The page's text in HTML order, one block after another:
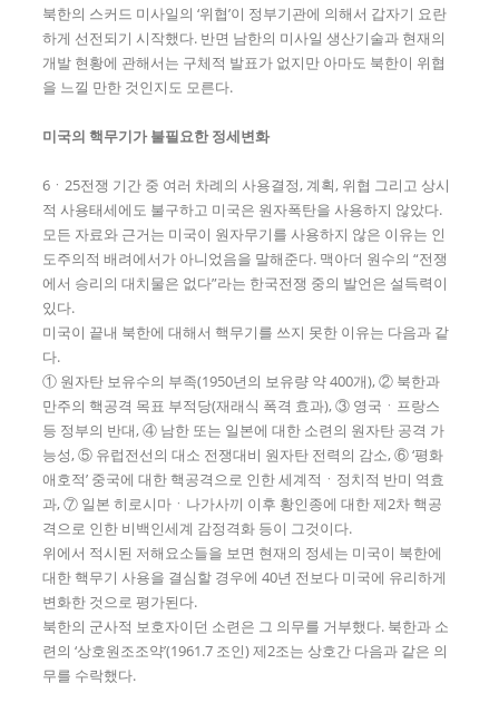
북한의 스커드 미사일의 ‘위협’이 정부기관에 의해서 갑자기 요란
하게 선전되기 시작했다. 반면 남한의 미사일 생산기술과 현재의
개발 현황에 관해서는 구체적 발표가 없지만 아마도 북한이 위협
을 느낄 만한 것인지도 모른다.
미국의 핵무기가 불필요한 정세변화
6ㆍ25전쟁 기간 중 여러 차례의 사용결정, 계획, 위협 그리고 상시
적 사용태세에도 불구하고 미국은 원자폭탄을 사용하지 않았다.
모든 자료와 근거는 미국이 원자무기를 사용하지 않은 이유는 인
도주의적 배려에서가 아니었음을 말해준다. 맥아더 원수의 “전쟁
에서 승리의 대치물은 없다”라는 한국전쟁 중의 발언은 설득력이
있다.
미국이 끝내 북한에 대해서 핵무기를 쓰지 못한 이유는 다음과 같
다.
① 원자탄 보유수의 부족(1950년의 보유량 약 400개), ② 북한과
만주의 핵공격 목표 부적당(재래식 폭격 효과), ③ 영국ㆍ프랑스
등 정부의 반대, ④ 남한 또는 일본에 대한 소련의 원자탄 공격 가
능성, ⑤ 유럽전선의 대소 전쟁대비 원자탄 전력의 감소, ⑥ ‘평화
애호적’ 중국에 대한 핵공격으로 인한 세계적ㆍ정치적 반미 역효
과, ⑦ 일본 히로시마ㆍ나가사끼 이후 황인종에 대한 제2차 핵공
격으로 인한 비백인세계 감정격화 등이 그것이다.
위에서 적시된 저해요소들을 보면 현재의 정세는 미국이 북한에
대한 핵무기 사용을 결심할 경우에 40년 전보다 미국에 유리하게
변화한 것으로 평가된다.
북한의 군사적 보호자이던 소련은 그 의무를 거부했다. 북한과 소
련의 ‘상호원조조약’(1961.7 조인) 제2조는 상호간 다음과 같은 의
무를 수락했다.